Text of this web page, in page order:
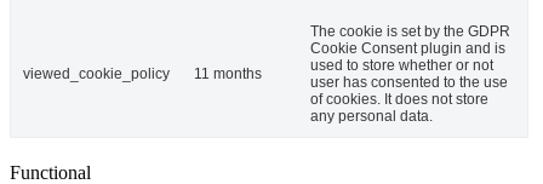
viewed_cookie_policy 11 months
The cookie is set by the GDPR
Cookie Consent plugin and is
used to store whether or not
user has consented to the use
of cookies. It does not store
any personal data.
Functional